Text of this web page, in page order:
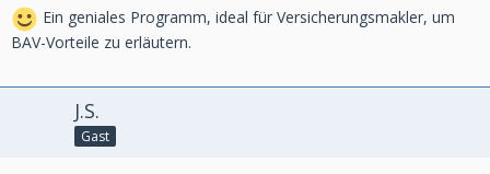
Ein geniales Programm, ideal für Versicherungsmakler, um
BAV-Vorteile zu erläutern.
J.S.
Gast